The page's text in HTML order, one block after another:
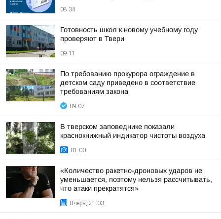
08:34
Готовность школ к новому учебному году
проверяют в Твери
09:11
По требованию прокурора ограждение в
детском саду приведено в соответствие
требованиям закона
09:07
В тверском заповеднике показали
краснокнижный индикатор чистоты воздуха
01:00
«Количество ракетно-дроновых ударов не
уменьшается, поэтому нельзя рассчитывать,
что атаки прекратятся»
Вчера, 21:03